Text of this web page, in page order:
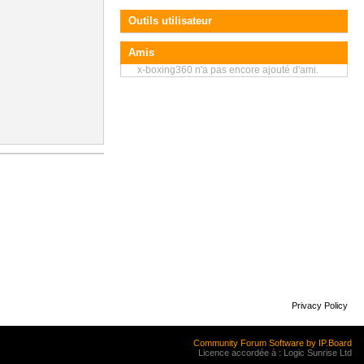
Outils utilisateur
Amis
x-boxing360 n'a pas encore ajouté d'ami.
Privacy Policy
Community Forum Software by IP.Board
Licence accordée à : Logic Sunrise Ltd